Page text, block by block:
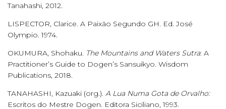
Tanahashi, 2012.
LISPECTOR, Clarice. A Paixão Segundo GH. Ed. José
Olympio. 1974.
OKUMURA, Shohaku. The Mountains and Waters Sutra: A
Practitioner’s Guide to Dogen’s Sansuikyo. Wisdom
Publications, 2018.
TANAHASHI, Kazuaki (org.). A Lua Numa Gota de Orvalho:
Escritos do Mestre Dogen. Editora Siciliano, 1993.